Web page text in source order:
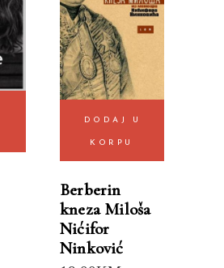
DODAJ U
KORPU
Berberin
kneza Miloša
Nićifor
Ninković